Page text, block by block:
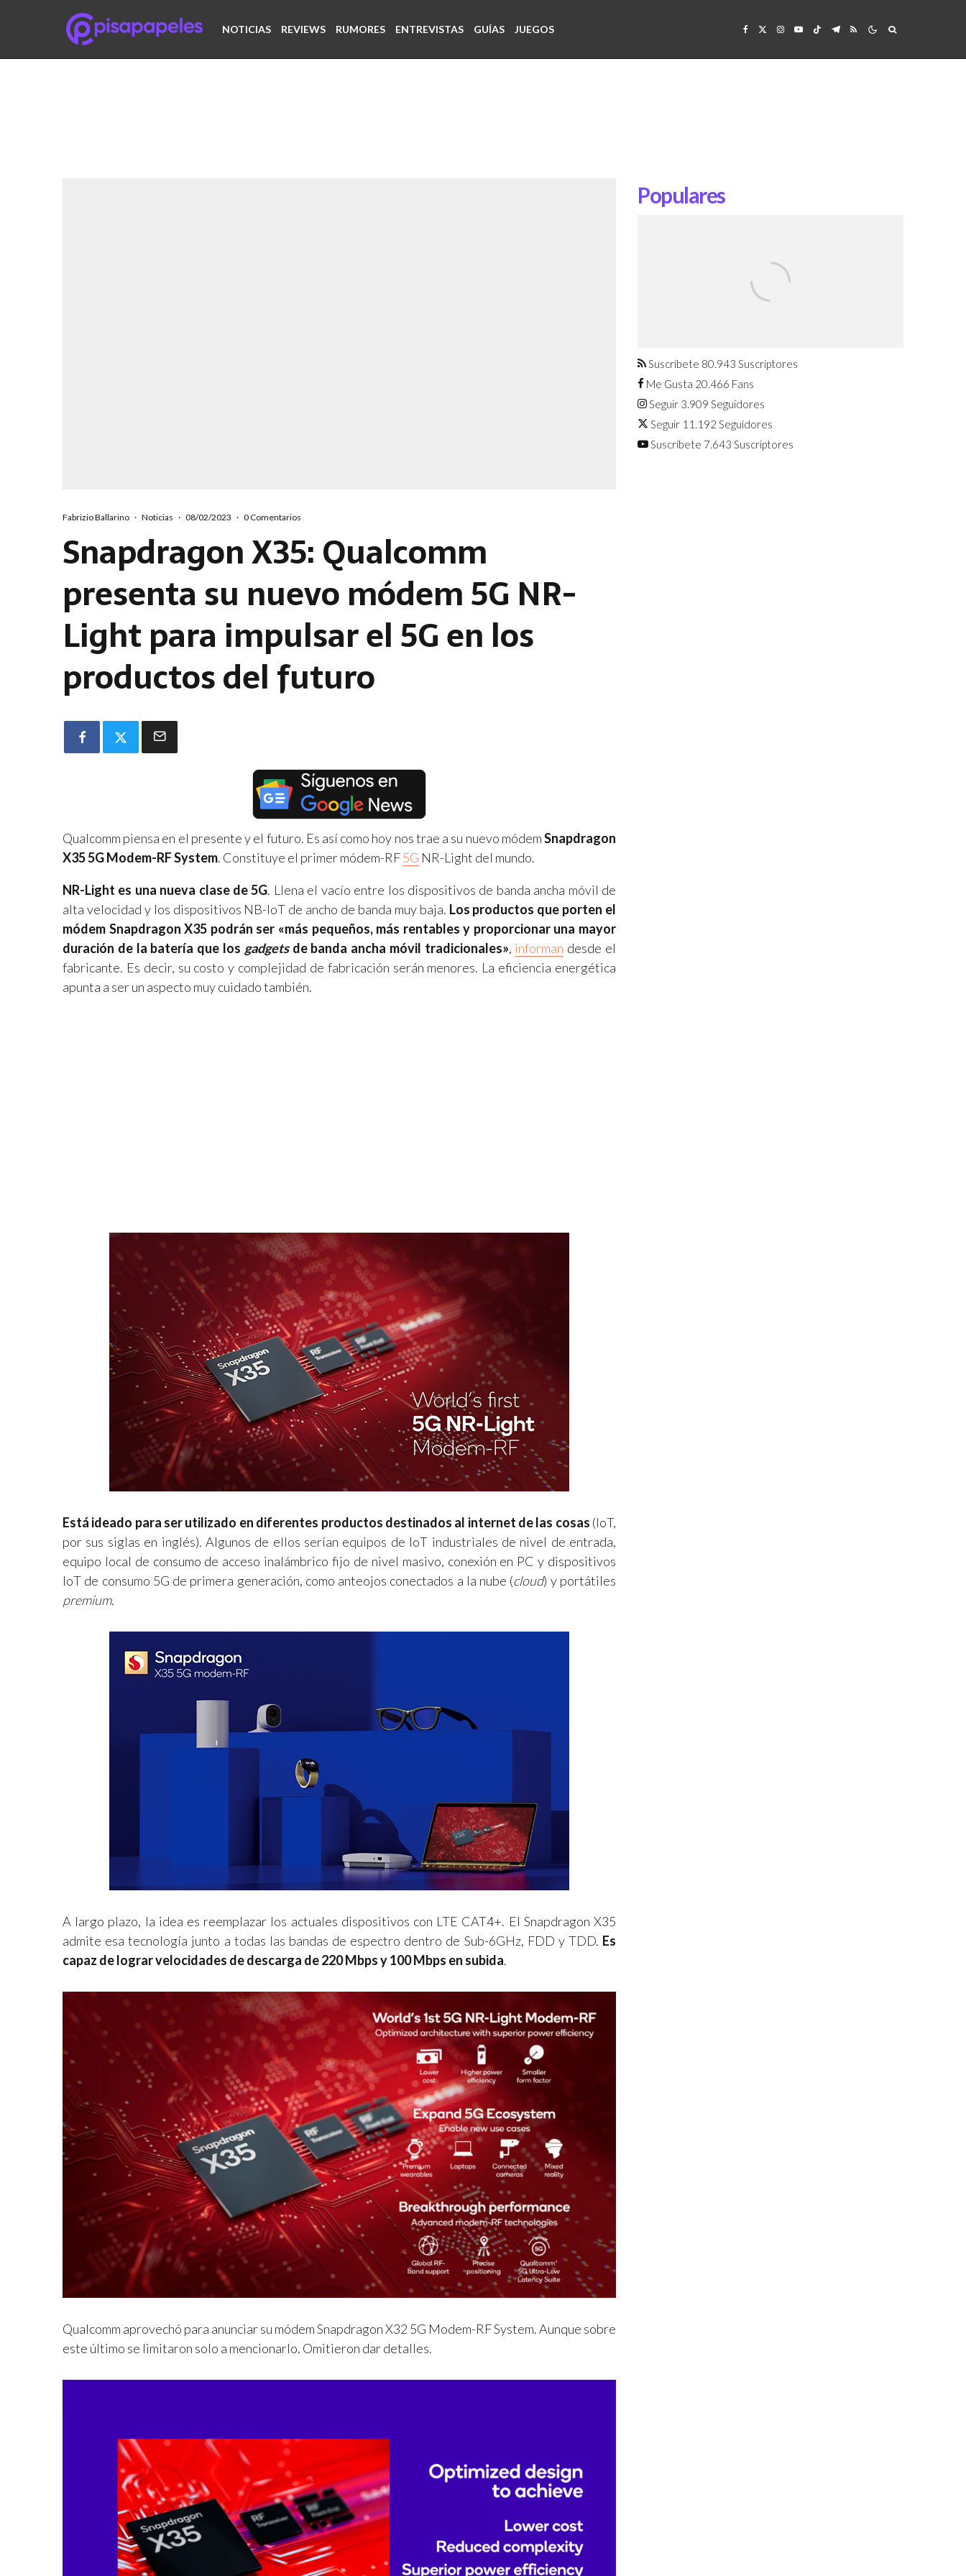
NOTICIAS REVIEWS RUMORES ENTREVISTAS GUÍAS JUEGOS
Fabrizio Ballarino · Noticias · 08/02/2023 · 0 Comentarios
Snapdragon X35: Qualcomm
presenta su nuevo módem 5G NR-
Light para impulsar el 5G en los
productos del futuro
Qualcomm piensa en el presente y el futuro. Es así como hoy nos trae a su nuevo módemSnapdragon
X35 5G Modem-RF System. Constituye el primer módem-RF5G NR-Light del mundo.
NR-Light es una nueva clase de 5G. Llena el vacío entre los dispositivos de banda ancha móvil de
alta velocidad y los dispositivos NB-IoT de ancho de banda muy baja. Los productos que porten el
módem Snapdragon X35 podrán ser «más pequeños, más rentables y proporcionar una mayor
duración de la batería que los gadgetsde banda ancha móvil tradicionales», informan desde el
fabricante. Es decir, su costo y complejidad de fabricación serán menores. La eficiencia energética
apunta a ser un aspecto muy cuidado también.
Está ideado para ser utilizado en diferentes productos destinados al internet de las cosas (IoT,
por sus siglas en inglés). Algunos de ellos serían equipos de IoT industriales de nivel de entrada,
equipo local de consumo de acceso inalámbrico fijo de nivel masivo, conexión en PC y dispositivos
IoT de consumo 5G de primera generación, como anteojos conectados a la nube (cloud) y portátiles
premium.
A largo plazo, la idea es reemplazar los actuales dispositivos con LTE CAT4+. El Snapdragon X35
admite esa tecnología junto a todas las bandas de espectro dentro de Sub-6GHz, FDD y TDD. Es
capaz de lograr velocidades de descarga de 220 Mbps y 100 Mbps en subida.
Qualcomm aprovechó para anunciar su módem Snapdragon X32 5G Modem-RF System. Aunque sobre
este último se limitaron solo a mencionarlo. Omitieron dar detalles.
Populares
agosto
Suscríbete 80.943 Suscriptores
Me Gusta 20.466 Fans
Seguir 3.909 Seguidores
Seguir 11.192 Seguidores
Suscríbete 7.643 Suscriptores